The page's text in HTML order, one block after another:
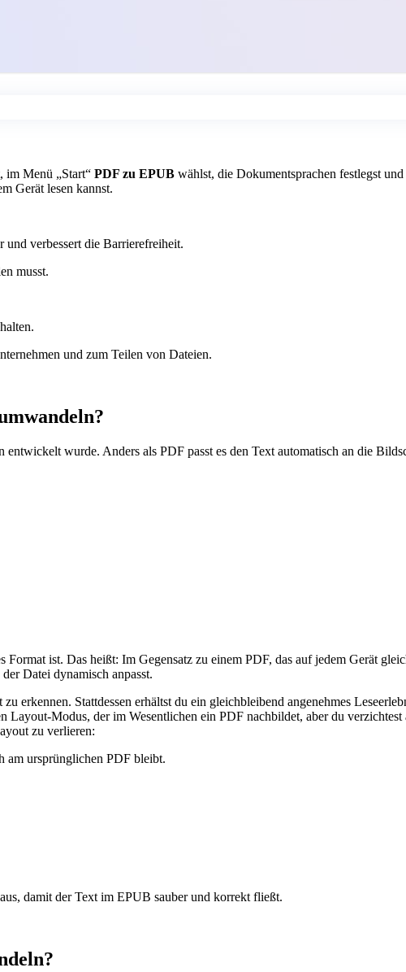
im Menü „Start“ PDF zu EPUB wählst, die Dokumentsprachen festlegst
Gerät lesen kannst.
verbessert die Barrierefreiheit.
musst.
und zum Teilen von Dateien.
wurde. Anders als PDF passt es den Text automatisch an die
ist. Das heißt: Im Gegensatz zu einem PDF, das auf jedem Gerät
Datei dynamisch anpasst.
erkennen. Stattdessen erhältst du ein gleichbleibend angenehmes
Layout‑Modus, der im Wesentlichen ein PDF nachbildet, aber du
zu verlieren:
am ursprünglichen PDF bleibt.
damit der Text im EPUB sauber und korrekt fließt.